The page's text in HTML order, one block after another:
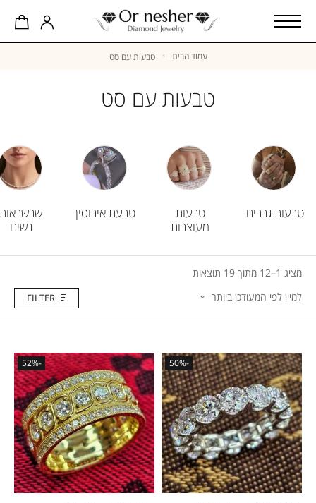
עמוד הבית טבעות עם סט
טבעות עם סט
טבעות גברים
טבעות
מעוצבות
טבעת אירוסין
שרשראות
נשים
מציג 1–12 מתוך 19 תוצאות
FILTER
-50%
-52%